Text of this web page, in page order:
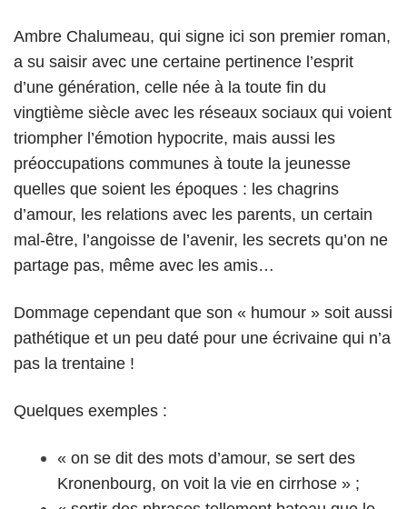
Ambre Chalumeau, qui signe ici son premier roman,
a su saisir avec une certaine pertinence l’esprit
d’une génération, celle née à la toute fin du
vingtième siècle avec les réseaux sociaux qui voient
triompher l’émotion hypocrite, mais aussi les
préoccupations communes à toute la jeunesse
quelles que soient les époques : les chagrins
d’amour, les relations avec les parents, un certain
mal-être, l’angoisse de l’avenir, les secrets qu’on ne
partage pas, même avec les amis…
Dommage cependant que son « humour » soit aussi
pathétique et un peu daté pour une écrivaine qui n’a
pas la trentaine !
Quelques exemples :
« on se dit des mots d’amour, se sert des
Kronenbourg, on voit la vie en cirrhose » ;